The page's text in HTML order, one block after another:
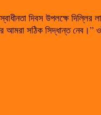
দিবস উপলক্ষে দিল্লির
আমরা সঠিক সিদ্ধান্ত নেব।”